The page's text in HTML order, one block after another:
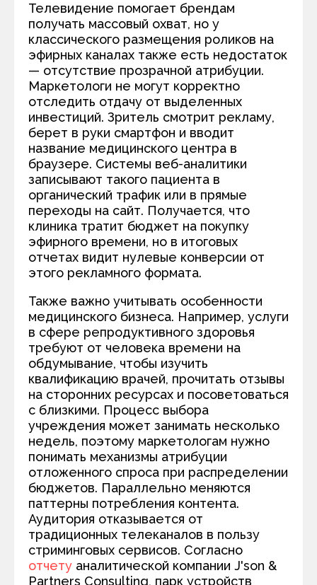
Телевидение помогает брендам
получать массовый охват, но у
классического размещения роликов на
эфирных каналах также есть недостаток
— отсутствие прозрачной атрибуции.
Маркетологи не могут корректно
отследить отдачу от выделенных
инвестиций. Зритель смотрит рекламу,
берет в руки смартфон и вводит
название медицинского центра в
браузере. Системы веб-аналитики
записывают такого пациента в
органический трафик или в прямые
переходы на сайт. Получается, что
клиника тратит бюджет на покупку
эфирного времени, но в итоговых
отчетах видит нулевые конверсии от
этого рекламного формата.
Также важно учитывать особенности
медицинского бизнеса. Например, услуги
в сфере репродуктивного здоровья
требуют от человека времени на
обдумывание, чтобы изучить
квалификацию врачей, прочитать отзывы
на сторонних ресурсах и посоветоваться
с близкими. Процесс выбора
учреждения может занимать несколько
недель, поэтому маркетологам нужно
понимать механизмы атрибуции
отложенного спроса при распределении
бюджетов. Параллельно меняются
паттерны потребления контента.
Аудитория отказывается от
традиционных телеканалов в пользу
стриминговых сервисов. Согласно
отчету аналитической компании J'son &
Partners Consulting, парк устройств